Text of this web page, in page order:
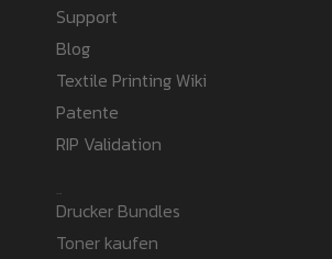
Support
Blog
Textile Printing Wiki
Patente
RIP Validation
Drucker Bundles
Toner kaufen